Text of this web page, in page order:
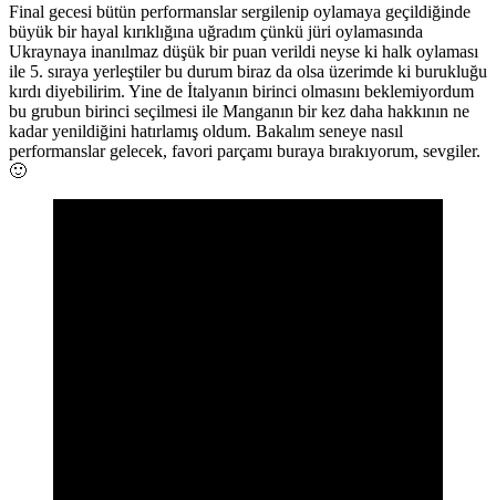
Final gecesi bütün performanslar sergilenip oylamaya geçildiğinde
büyük bir hayal kırıklığına uğradım çünkü jüri oylamasında
Ukraynaya inanılmaz düşük bir puan verildi neyse ki halk oylaması
ile 5. sıraya yerleştiler bu durum biraz da olsa üzerimde ki burukluğu
kırdı diyebilirim. Yine de İtalyanın birinci olmasını beklemiyordum
bu grubun birinci seçilmesi ile Manganın bir kez daha hakkının ne
kadar yenildiğini hatırlamış oldum. Bakalım seneye nasıl
performanslar gelecek, favori parçamı buraya bırakıyorum, sevgiler.
🙂